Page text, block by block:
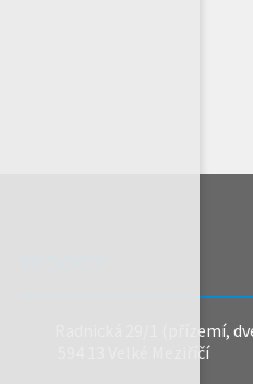
Radnická 29/1 (přízemí,
594 13 Velké Meziříčí